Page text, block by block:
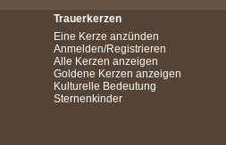
Trauerkerzen
Eine Kerze anzünden
Anmelden/Registrieren
Alle Kerzen anzeigen
Goldene Kerzen anzeigen
Kulturelle Bedeutung
Sternenkinder